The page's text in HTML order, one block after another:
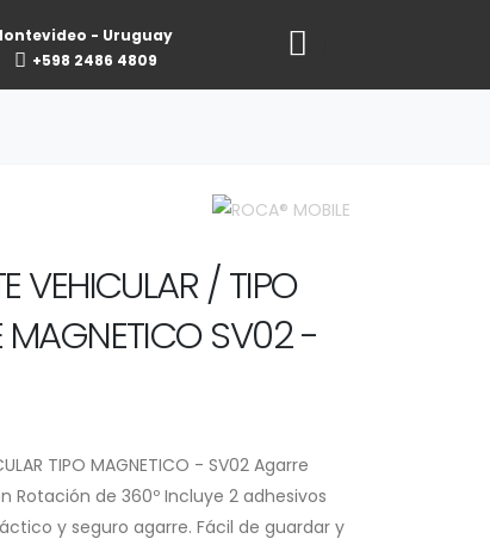
- Uruguay
+598 2486 4809
VEHICULAR / TIPO
MAGNETICO SV02 -
TIPO MAGNETICO - SV02 Agarre
Rotación de 360º Incluye 2 adhesivos
y seguro agarre. Fácil de guardar y